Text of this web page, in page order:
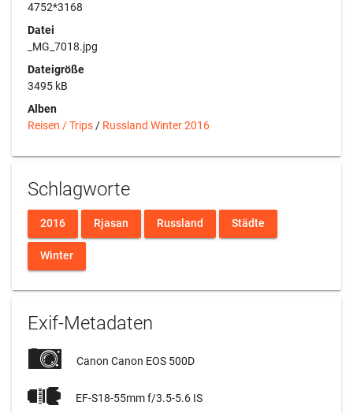
4752*3168
Datei
_MG_7018.jpg
Dateigröße
3495 kB
Alben
Reisen / Trips / Russland Winter 2016
Schlagworte
2016 Rjasan Russland Städte
Winter
Exif-Metadaten
Canon Canon EOS 500D
EF-S18-55mm f/3.5-5.6 IS